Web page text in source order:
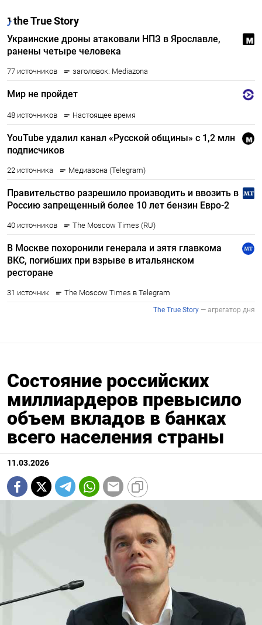
Состояние российских
миллиардеров превысило
объем вкладов в банках
всего населения страны
11.03.2026